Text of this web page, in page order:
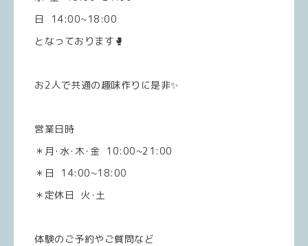
日 14:00~18:00
となっております🥊
お2人で共通の趣味作りに是非✨
営業日時
＊月･水･木･金 10:00~21:00
＊日 14:00~18:00
＊定休日 火･土
体験のご予約やご質問など